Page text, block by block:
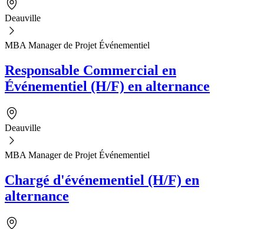
Deauville
MBA Manager de Projet Événementiel
Responsable Commercial en
Événementiel (H/F) en alternance
Deauville
MBA Manager de Projet Événementiel
Chargé d'événementiel (H/F) en
alternance